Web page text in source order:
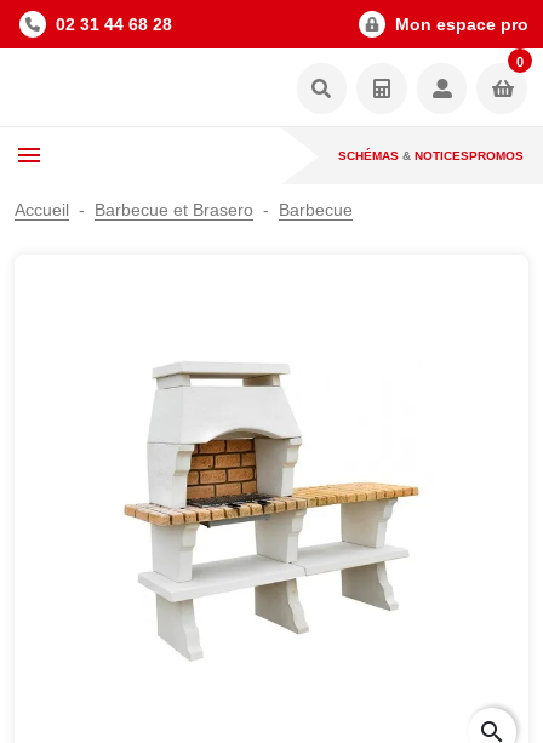
02 31 44 68 28 Mon espace pro
0
SCHÉMAS & NOTICESPROMOS
Accueil Barbecue et Brasero Barbecue
search